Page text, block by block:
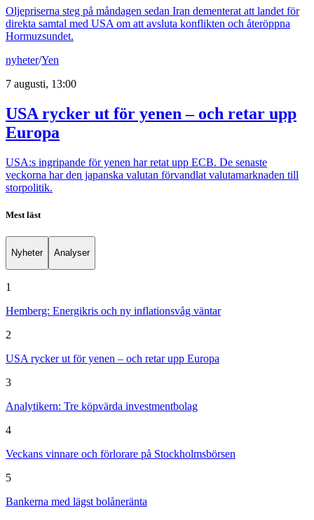
Oljepriserna steg på måndagen sedan Iran dementerat att landet för
direkta samtal med USA om att avsluta konflikten och återöppna
Hormuzsundet.
nyheter/Yen
7 augusti, 13:00
USA rycker ut för yenen – och retar upp
Europa
USA:s ingripande för yenen har retat upp ECB. De senaste
veckorna har den japanska valutan förvandlat valutamarknaden till
storpolitik.
Mest läst
Nyheter Analyser
1
Hemberg: Energikris och ny inflationsvåg väntar
2
USA rycker ut för yenen – och retar upp Europa
3
Analytikern: Tre köpvärda investmentbolag
4
Veckans vinnare och förlorare på Stockholmsbörsen
5
Bankerna med lägst bolåneränta